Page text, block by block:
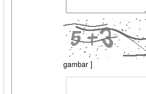
gambar ]